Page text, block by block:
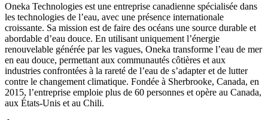
Oneka Technologies est une entreprise canadienne spécialisée dans
les technologies de l’eau, avec une présence internationale
croissante. Sa mission est de faire des océans une source durable et
abordable d’eau douce. En utilisant uniquement l’énergie
renouvelable générée par les vagues, Oneka transforme l’eau de mer
en eau douce, permettant aux communautés côtières et aux
industries confrontées à la rareté de l’eau de s’adapter et de lutter
contre le changement climatique. Fondée à Sherbrooke, Canada, en
2015, l’entreprise emploie plus de 60 personnes et opère au Canada,
aux États-Unis et au Chili.